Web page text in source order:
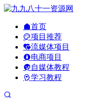
首页
项目推荐
流媒体项目
电商项目
自媒体教程
学习教程